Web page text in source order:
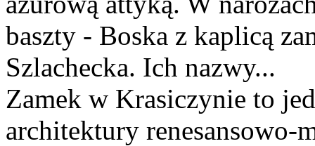
baszty - Boska z kaplicą
Szlachecka. Ich nazwy...
Zamek w Krasiczynie to
architektury renesansowo-